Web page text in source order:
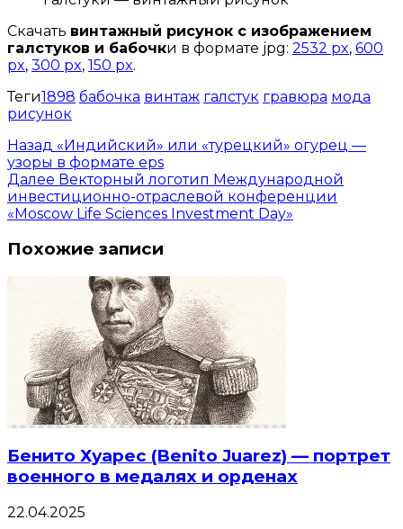
Скачать винтажный рисунок с изображением
галстуков и бабочки в формате jpg: 2532 px, 600
px, 300 px, 150 px.
Теги1898 бабочка винтаж галстук гравюра мода
рисунок
Назад «Индийский» или «турецкий» огурец —
узоры в формате eps
Далее Векторный логотип Международной
инвестиционно-отраслевой конференции
«Moscow Life Sciences Investment Day»
Похожие записи
Бенито Хуарес (Benito Juarez) — портрет
военного в медалях и орденах
22.04.2025